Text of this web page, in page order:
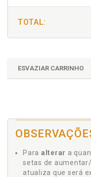
TOTAL:
ESVAZIAR CARRINHO
Para alterar a
setas de
atualiza que será